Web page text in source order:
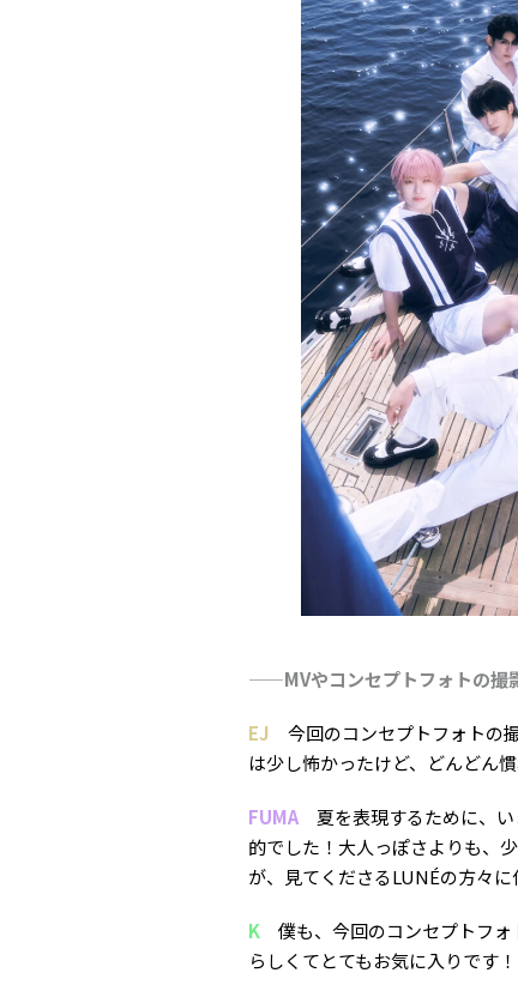
——MVやコンセプトフォトの撮
EJ
今回のコンセプトフォトの
は少し怖かったけど、どんどん
FUMA 夏を表現するために、
的でした！大人っぽさよりも、
が、見てくださるLUNÉの方々に
K 僕も、今回のコンセプトフォ
らしくてとてもお気に入りです！